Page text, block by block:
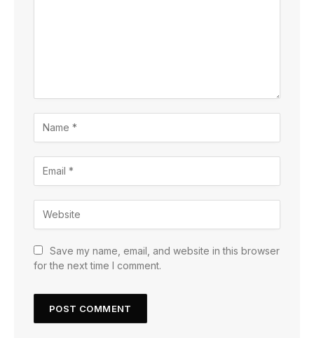
Save my name, email, and website in this browser
for the next time I comment.